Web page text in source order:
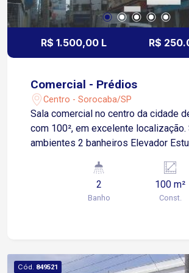
principais vias da cidade.
R$ 1.500,00 L R$
Comercial - Prédios
Centro - Sorocaba/SP
Sala comercial no centro da cidade
com 100², em excelente localização. Sala 2
ambientes 2 banheiros Elevador Estuda permuta
2
Banho
100 m²
Const.
Cód. 849521